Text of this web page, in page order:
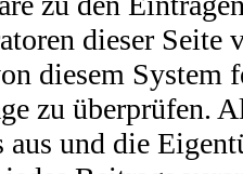
dieser Seite
diesem System
zu überprüfen.
aus und die